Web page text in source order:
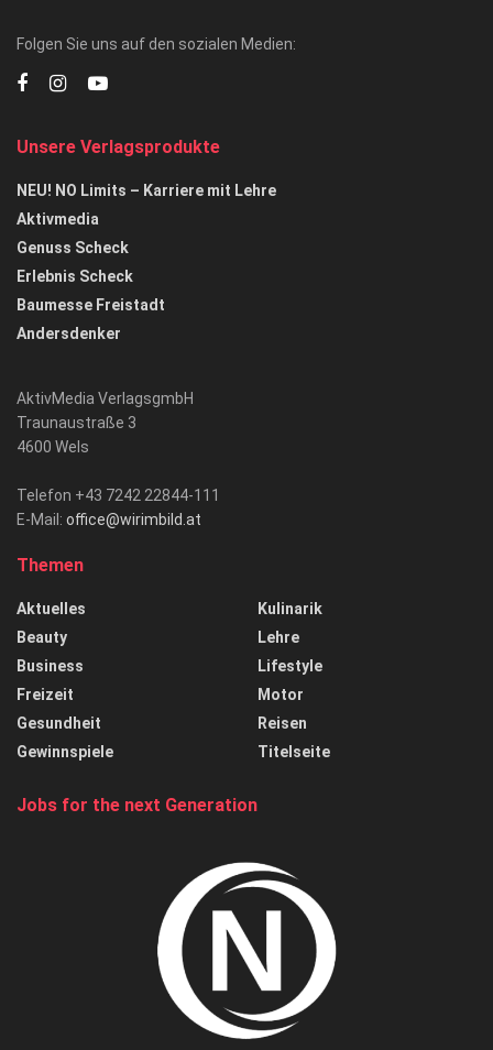
Folgen Sie uns auf den sozialen Medien:
Unsere Verlagsprodukte
NEU! NO Limits – Karriere mit Lehre
Aktivmedia
Genuss Scheck
Erlebnis Scheck
Baumesse Freistadt
Andersdenker
AktivMedia VerlagsgmbH
Traunaustraße 3
4600 Wels
Telefon +43 7242 22844-111
E-Mail: office@wirimbild.at
Themen
Aktuelles
Beauty
Business
Freizeit
Gesundheit
Gewinnspiele
Kulinarik
Lehre
Lifestyle
Motor
Reisen
Titelseite
Jobs for the next Generation